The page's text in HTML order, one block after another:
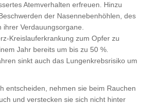
Atemverhalten erfreuen. Hinzu
der Nasennebenhöhlen, des
ihrer Verdauungsorgane.
Kreislauferkrankung zum Opfer zu
Jahr bereits um bis zu 50 %.
sinkt auch das Lungenkrebsrisiko um
entscheiden, nehmen sie beim Rauchen
und verstecken sie sich nicht hinter